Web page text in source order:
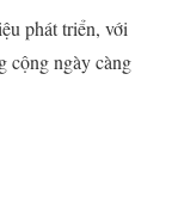
phát triển, với
cộng ngày càng